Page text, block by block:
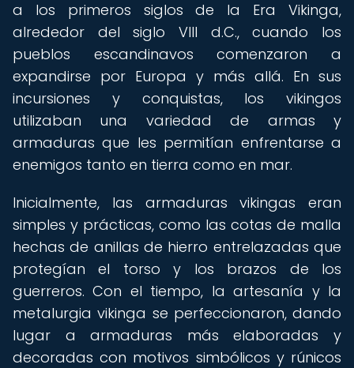
a los primeros siglos de la Era Vikinga,
alrededor del siglo VIII d.C., cuando los
pueblos escandinavos comenzaron a
expandirse por Europa y más allá. En sus
incursiones y conquistas, los vikingos
utilizaban una variedad de armas y
armaduras que les permitían enfrentarse a
enemigos tanto en tierra como en mar.
Inicialmente, las armaduras vikingas eran
simples y prácticas, como las cotas de malla
hechas de anillas de hierro entrelazadas que
protegían el torso y los brazos de los
guerreros. Con el tiempo, la artesanía y la
metalurgia vikinga se perfeccionaron, dando
lugar a armaduras más elaboradas y
decoradas con motivos simbólicos y rúnicos